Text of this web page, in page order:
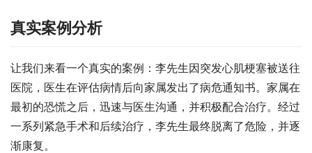
真实案例分析
让我们来看一个真实的案例：李先生因突发心肌梗塞被送往
医院，医生在评估病情后向家属发出了病危通知书。家属在
最初的恐慌之后，迅速与医生沟通，并积极配合治疗。经过
一系列紧急手术和后续治疗，李先生最终脱离了危险，并逐
渐康复。